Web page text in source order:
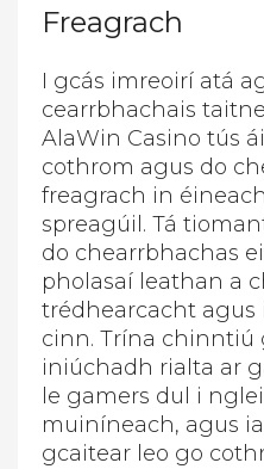
Freagrach
I gcás imreoirí atá
cearrbhachais
AlaWin Casino tús
cothrom agus do
freagrach in
spreagúil. Tá
do chearrbhachas
pholasaí leathan a
trédhearcacht
cinn. Trína chinntiú
iniúchadh rialta ar
le gamers dul i
muiníneach, agus
gcaitear leo go